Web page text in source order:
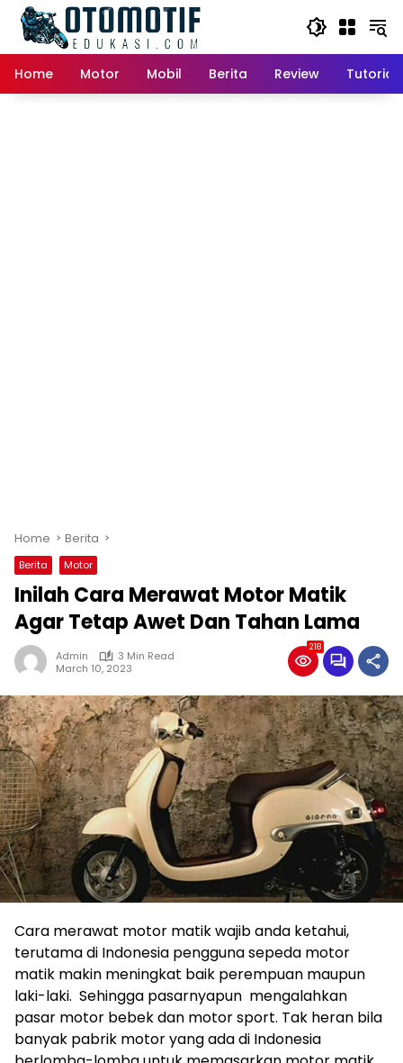
content
Home
Motor Mobil Berita Review Tutorial
Home Berita
Berita Motor
Inilah Cara Merawat Motor Matik
Agar Tetap Awet Dan Tahan Lama
Admin
3 Min Read
March 10, 2023
218
Cara merawat motor matik wajib anda ketahui,
terutama di Indonesia pengguna sepeda motor
matik makin meningkat baik perempuan maupun
laki-laki. Sehingga pasarnyapun mengalahkan
pasar motor bebek dan motor sport. Tak heran bila
banyak pabrik motor yang ada di Indonesia